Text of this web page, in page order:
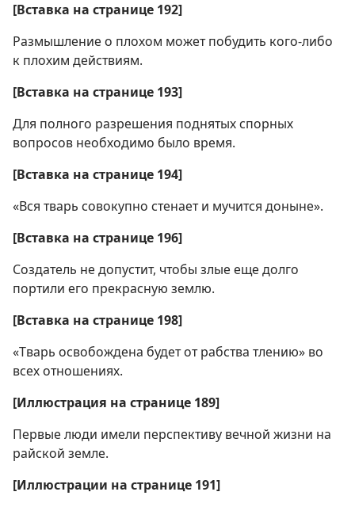
[Вставка на странице 192]
Размышление о плохом может побудить кого-либо
к плохим действиям.
[Вставка на странице 193]
Для полного разрешения поднятых спорных
вопросов необходимо было время.
[Вставка на странице 194]
«Вся тварь совокупно стенает и мучится доныне».
[Вставка на странице 196]
Создатель не допустит, чтобы злые еще долго
портили его прекрасную землю.
[Вставка на странице 198]
«Тварь освобождена будет от рабства тлению» во
всех отношениях.
[Иллюстрация на странице 189]
Первые люди имели перспективу вечной жизни на
райской земле.
[Иллюстрации на странице 191]